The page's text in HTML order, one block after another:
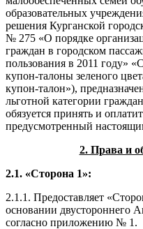
образовательных
решения Курганской
№ 275 «О порядке
граждан в городском
пользования в 2011 году»
купон-талоны зеленого
купон-талон»),
льготной категории
обязуется принять и
предусмотренный
2. Права и
2.1. «Сторона 1»:
2.1.1. Предоставляет
основании двустороннего
согласно приложению № 1.